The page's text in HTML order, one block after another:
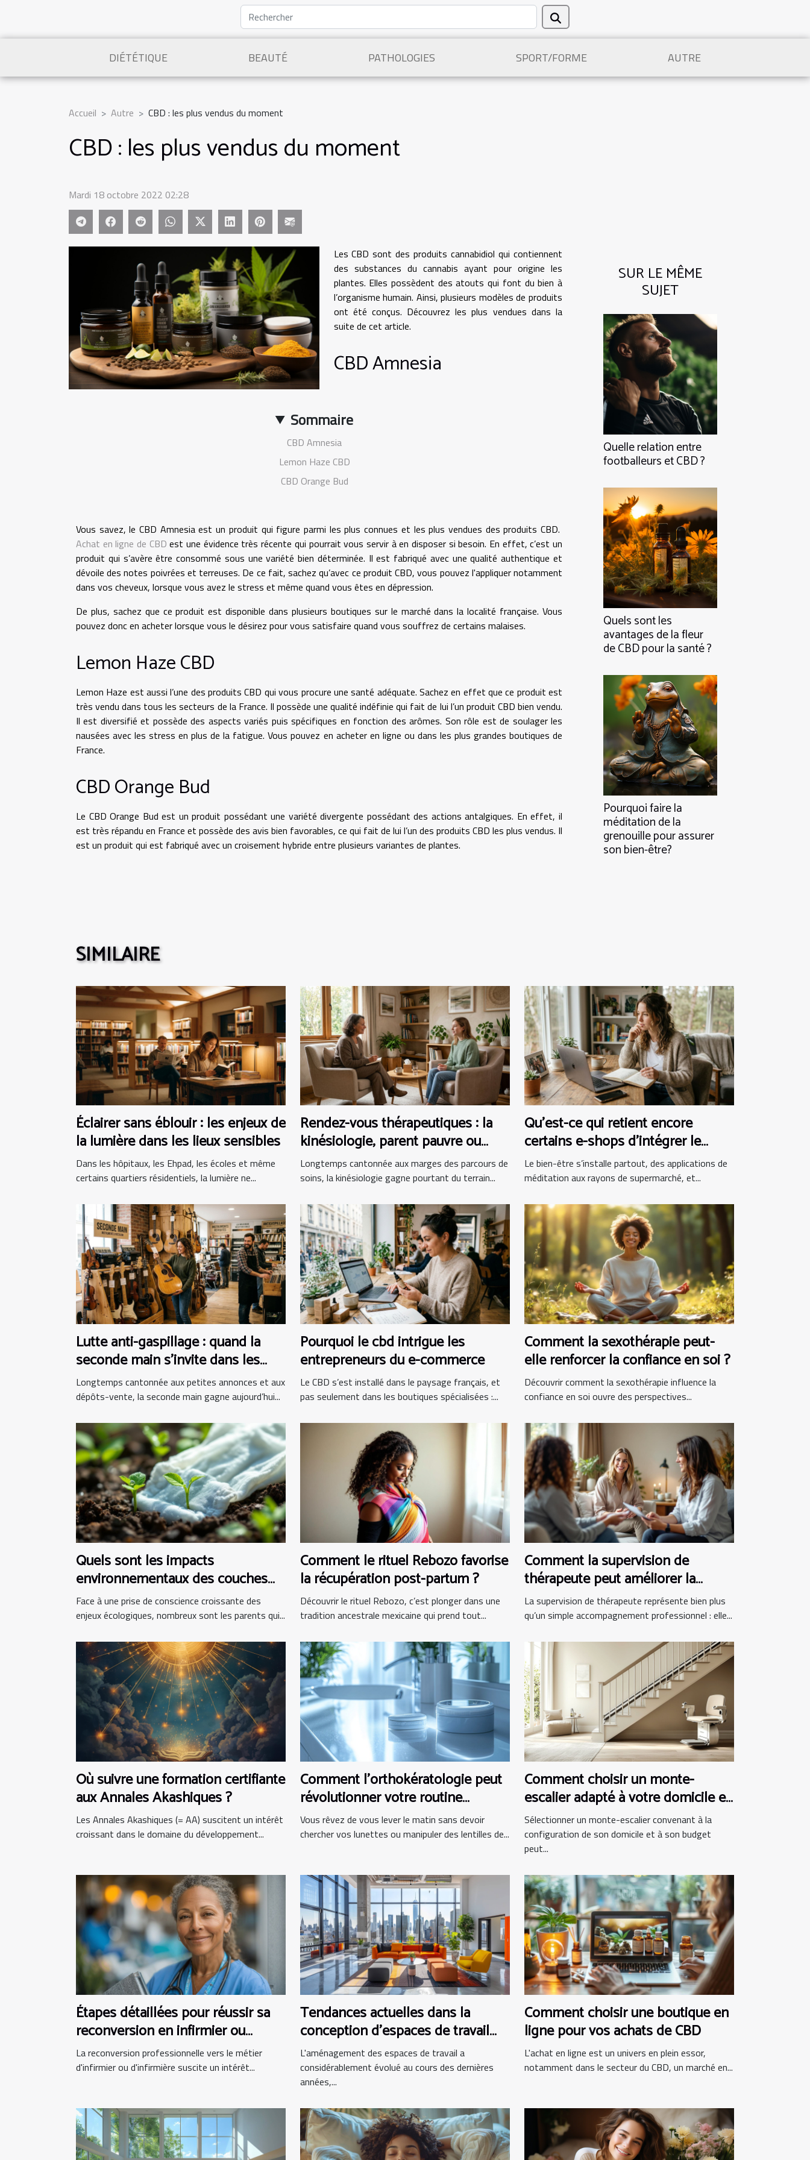
DIÉTÉTIQUE BEAUTÉ PATHOLOGIES SPORT/FORME AUTRE
Accueil Autre CBD : les plus vendus du moment
CBD : les plus vendus du moment
Mardi 18 octobre 2022 02:28
Sommaire
CBD Amnesia
Lemon Haze CBD
CBD Orange Bud
Les CBD sont des produits cannabidiol qui contiennent
des substances du cannabis ayant pour origine les
plantes. Elles possèdent des atouts qui font du bien à
l’organisme humain. Ainsi, plusieurs modèles de produits
ont été conçus. Découvrez les plus vendues dans la
suite de cet article.
CBD Amnesia
Vous savez, le CBD Amnesia est un produit qui figure parmi les plus connues et les plus vendues des produits CBD.
Achat en ligne de CBD est une évidence très récente qui pourrait vous servir à en disposer si besoin. En effet, c’est un
produit qui s’avère être consommé sous une variété bien déterminée. Il est fabriqué avec une qualité authentique et
dévoile des notes poivrées et terreuses. De ce fait, sachez qu’avec ce produit CBD, vous pouvez l'appliquer notamment
dans vos cheveux, lorsque vous avez le stress et même quand vous êtes en dépression.
De plus, sachez que ce produit est disponible dans plusieurs boutiques sur le marché dans la localité française. Vous
pouvez donc en acheter lorsque vous le désirez pour vous satisfaire quand vous souffrez de certains malaises.
Lemon Haze CBD
Lemon Haze est aussi l’une des produits CBD qui vous procure une santé adéquate. Sachez en effet que ce produit est
très vendu dans tous les secteurs de la France. Il possède une qualité indéfinie qui fait de lui l’un produit CBD bien vendu.
Il est diversifié et possède des aspects variés puis spécifiques en fonction des arômes. Son rôle est de soulager les
nausées avec les stress en plus de la fatigue. Vous pouvez en acheter en ligne ou dans les plus grandes boutiques de
France.
CBD Orange Bud
Le CBD Orange Bud est un produit possédant une variété divergente possédant des actions antalgiques. En effet, il
est très répandu en France et possède des avis bien favorables, ce qui fait de lui l’un des produits CBD les plus vendus. Il
est un produit qui est fabriqué avec un croisement hybride entre plusieurs variantes de plantes.
SUR LE MÊME
SUJET
Quelle relation entre
footballeurs et CBD ?
Quels sont les
avantages de la fleur
de CBD pour la santé ?
Pourquoi faire la
méditation de la
grenouille pour assurer
son bien-être?
SIMILAIRE
Éclairer sans éblouir : les enjeux de
la lumière dans les lieux sensibles
Dans les hôpitaux, les Ehpad, les écoles et même
certains quartiers résidentiels, la lumière ne...
Rendez-vous thérapeutiques : la
kinésiologie, parent pauvre ou
alliée incontournable ?
Longtemps cantonnée aux marges des parcours de
soins, la kinésiologie gagne pourtant du terrain...
Qu’est-ce qui retient encore
certains e-shops d’intégrer le
bien-être au panier ?
Le bien-être s’installe partout, des applications de
méditation aux rayons de supermarché, et...
Lutte anti-gaspillage : quand la
seconde main s’invite dans les
boutiques d’instruments
Longtemps cantonnée aux petites annonces et aux
dépôts-vente, la seconde main gagne aujourd’hui...
Pourquoi le cbd intrigue les
entrepreneurs du e-commerce
Le CBD s’est installé dans le paysage français, et
pas seulement dans les boutiques spécialisées :...
Comment la sexothérapie peut-
elle renforcer la confiance en soi ?
Découvrir comment la sexothérapie influence la
confiance en soi ouvre des perspectives...
Quels sont les impacts
environnementaux des couches
bio ?
Face à une prise de conscience croissante des
enjeux écologiques, nombreux sont les parents qui...
Comment le rituel Rebozo favorise
la récupération post-partum ?
Découvrir le rituel Rebozo, c’est plonger dans une
tradition ancestrale mexicaine qui prend tout...
Comment la supervision de
thérapeute peut améliorer la
pratique clinique
La supervision de thérapeute représente bien plus
qu’un simple accompagnement professionnel : elle...
Où suivre une formation certifiante
aux Annales Akashiques ?
Les Annales Akashiques (= AA) suscitent un intérêt
croissant dans le domaine du développement...
Comment l'orthokératologie peut
révolutionner votre routine
matinale ?
Vous rêvez de vous lever le matin sans devoir
chercher vos lunettes ou manipuler des lentilles de...
Comment choisir un monte-
escalier adapté à votre domicile et
budget
Sélectionner un monte-escalier convenant à la
configuration de son domicile et à son budget
peut...
Étapes détaillées pour réussir sa
reconversion en infirmier ou
infirmière
La reconversion professionnelle vers le métier
d'infirmier ou d'infirmière suscite un intérêt...
Tendances actuelles dans la
conception d'espaces de travail
modernes
L'aménagement des espaces de travail a
considérablement évolué au cours des dernières
années,...
Comment choisir une boutique en
ligne pour vos achats de CBD
L'achat en ligne est un univers en plein essor,
notamment dans le secteur du CBD, un marché en...